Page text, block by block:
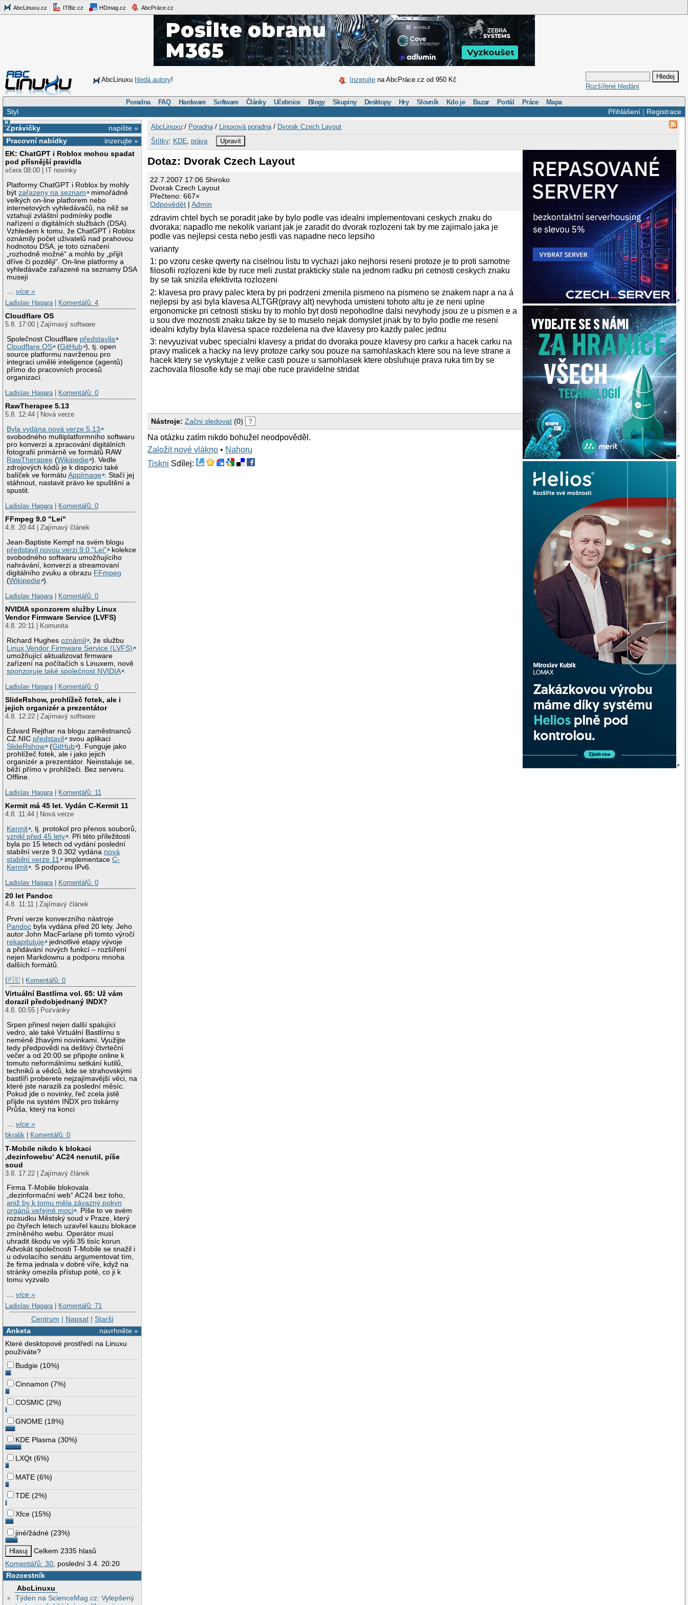
AbcLinuxu.cz ITBiz.cz HDmag.cz AbcPráce.cz
AbcLinuxu hledá autory! Inzerujte na AbcPráce.cz od 950 Kč
Rozšířené hledání
Poradna FAQ Hardware Software Články Učebnice Blogy Skupiny Desktopy Hry Slovník Kdo je Bazar Portál Práce Mapa
Přihlášení| Registrace
Styl
×
napište »
Zprávičky
inzerujte »
Pracovní nabídky
EK: ChatGPT i Roblox mohou spadat
pod přísnější pravidla
včera 08:00 | IT novinky
Platformy ChatGPT i Roblox by mohly
býtzařazeny na seznam
mimořádně
velkých on-line platforem nebo
internetových vyhledávačů, na něž se
vztahují zvláštní podmínky podle
nařízení o digitálních službách (DSA).
Vzhledem k tomu, že ChatGPT i Roblox
oznámily počet uživatelů nad prahovou
hodnotou DSA, je toto označení
„rozhodně možné“ a mohlo by „přijít
dříve či později“. On-line platformy a
vyhledávače zařazené na seznamy DSA
musejí
…více »
Ladislav Hagara
Komentářů: 4
Cloudflare OS
5.8. 17:00 | Zajímavý software
Společnost Cloudflare představila
Cloudflare OS
(GitHub ), tj. open
source platformu navrženou pro
integraci umělé inteligence (agentů)
přímo do pracovních procesů
organizací.
Ladislav Hagara
Komentářů: 0
RawTherapee 5.13
5.8. 12:44 | Nová verze
Byla vydána nová verze 5.13
svobodného multiplatformního softwaru
pro konverzi a zpracování digitálních
fotografií primárně ve formátů RAW
RawTherapee (Wikipedie ). Vedle
zdrojových kódů je k dispozici také
balíček ve formátuAppImage . Stačí jej
stáhnout, nastavit právo ke spuštění a
spustit.
Ladislav Hagara
Komentářů: 0
FFmpeg 9.0 "Lei"
4.8. 20:44 | Zajímavý článek
Jean-Baptiste Kempf na svém blogu
představil novou verzi 9.0 "Lei"
kolekce
svobodného softwaru umožňujícího
nahrávání, konverzi a streamovaní
digitálního zvuku a obrazu FFmpeg
(Wikipedie ).
Ladislav Hagara
Komentářů: 0
NVIDIA sponzorem služby Linux
Vendor Firmware Service (LVFS)
4.8. 20:11 | Komunita
Richard Hughesoznámil
, že službu
Linux Vendor Firmware Service (LVFS)
umožňující aktualizovat firmware
zařízení na počítačích s Linuxem, nově
sponzoruje také společnost NVIDIA .
Ladislav Hagara | Komentářů: 0
SlideRshow, prohlížeč fotek, ale i
jejich organizér a prezentátor
4.8. 12:22 | Zajímavý software
Edvard Rejthar na blogu zaměstnanců
CZ.NIC představil
svou aplikaci
SlideRshow
(GitHub ). Funguje jako
prohlížeč fotek, ale i jako jejich
organizér a prezentátor. Neinstaluje se,
běží přímo v prohlížeči. Bez serveru.
Offline.
Ladislav Hagara | Komentářů: 11
Kermit má 45 let. Vydán C-Kermit 11
4.8. 11:44 | Nová verze
Kermit , tj. protokol pro přenos souborů,
vznikl před 45 lety . Při této příležitosti
byla po 15 letech od vydání poslední
stabilní verze 9.0.302 vydána nová
stabilní verze 11
implementaceC-
Kermit . S podporou IPv6.
Ladislav Hagara | Komentářů: 0
20 let Pandoc
4.8. 11:11 | Zajímavý článek
První verze konverzního nástroje
Pandoc byla vydána před 20 lety. Jeho
autor John MacFarlane při tomto výročí
rekapituluje
jednotlivé etapy vývoje
a přidávání nových funkcí – rozšíření
nejen Markdownu a podporu mnoha
dalších formátů.
|🇵🇸 | Komentářů: 0
Virtuální Bastlírna vol. 65: Už vám
dorazil předobjednaný INDX?
4.8. 00:55 | Pozvánky
Srpen přinesl nejen další spalující
vedro, ale také Virtuální Bastlírnu s
neméně žhavými novinkami. Využijte
tedy předpovědi na deštivý čtvrteční
večer a od 20:00 se připojte online k
tomuto neformálnímu setkání kutilů,
techniků a vědců, kde se strahovskými
bastlíři proberete nejzajímavější věci, na
které jste narazili za poslední měsíc.
Pokud jde o novinky, řeč zcela jistě
přijde na systém INDX pro tiskárny
Průša, který na konci
…více »
bkralik
Komentářů: 0
T-Mobile nikdo k blokaci
‚dezinfowebu‘ AC24 nenutil, píše
soud
3.8. 17:22 | Zajímavý článek
Firma T-Mobile blokovala
„dezinformační web“ AC24 bez toho,
aniž by k tomu měla závazný pokyn
orgánů veřejné moci . Píše to ve svém
rozsudku Městský soud v Praze, který
po čtyřech letech uzavřel kauzu blokace
zmíněného webu. Operátor musí
uhradit škodu ve výši 35 tisíc korun.
Advokát společnosti T-Mobile se snažil i
u odvolacího senátu argumentovat tím,
že firma jednala v dobré víře, když na
stránky omezila přístup poté, co ji k
tomu vyzvalo
…více »
Ladislav Hagara | Komentářů: 71
Centrum | Napsat| Starší
navrhněte »
Anketa
Které desktopové prostředí na Linuxu
používáte?
Budgie (10%)
Cinnamon (7%)
COSMIC (2%)
GNOME (18%)
KDE Plasma (30%)
LXQt (6%)
MATE (6%)
TDE (2%)
Xfce (15%)
jiné/žádné (23%)
Celkem 2335 hlasů
Komentářů: 30, poslední 3.4. 20:20
Rozcestník
AbcLinuxu
Týden na ScienceMag.cz: Vylepšený
AbcLinuxu:/ Poradna/ Linuxová poradna/ Dvorak Czech Layout
Štítky: KDE práva Upravit
Dotaz: Dvorak Czech Layout
22.7.2007 17:06 Shiroko
Dvorak Czech Layout
Přečteno: 667×
Odpovědět |Admin
zdravim chtel bych se poradit jake by bylo podle vas idealni implementovani ceskych znaku do
dvoraka: napadlo me nekolik variant jak je zaradit do dvorak rozlozeni tak by me zajimalo jaka je
podle vas nejlepsi cesta nebo jestli vas napadne neco lepsiho
varianty
1: po vzoru ceske qwerty na ciselnou listu to vychazi jako nejhorsi reseni protoze je to proti samotne
filosofii rozlozeni kde by ruce meli zustat prakticky stale na jednom radku pri cetnosti ceskych znaku
by se tak snizila efektivita rozlozeni
2: klavesa pro pravy palec ktera by pri podrzeni zmenila pismeno na pismeno se znakem napr a na á
nejlepsi by asi byla klavesa ALTGR(pravy alt) nevyhoda umisteni tohoto altu je ze neni uplne
ergonomicke pri cetnosti stisku by to mohlo byt dosti nepohodlne dalsi nevyhody jsou ze u pismen e a
u sou dve moznosti znaku takze by se to muselo nejak domyslet jinak by to bylo podle me reseni
idealni kdyby byla klavesa space rozdelena na dve klavesy pro kazdy palec jednu
3: nevyuzivat vubec specialni klavesy a pridat do dvoraka pouze klavesy pro carku a hacek carku na
pravy malicek a hacky na levy protoze carky sou pouze na samohlaskach ktere sou na leve strane a
hacek ktery se vyskytuje z velke casti pouze u samohlasek ktere obsluhuje prava ruka tim by se
zachovala filosofie kdy se maji obe ruce pravidelne stridat
Nástroje: Začni sledovat (0) ?
Na otázku zatím nikdo bohužel neodpověděl.
Založit nové vlákno • Nahoru
Tiskni Sdílej: